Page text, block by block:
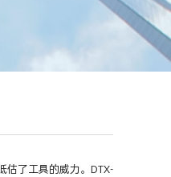
5000
估了工具的威力。DTX-